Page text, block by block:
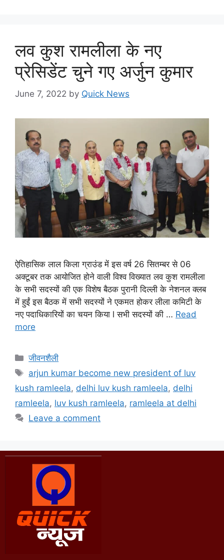
लव कुश रामलीला के नए
प्रेसिडेंट चुने गए अर्जुन कुमार
June 7, 2022 by Quick News
ऐतिहासिक लाल किला ग्राउंड में इस वर्ष 26 सितम्बर से 06
अक्टूबर तक आयोजित होने वाली विश्व विख्यात लव कुश रामलीला
के सभी सदस्यों की एक विशेष बैठक पुरानी दिल्ली के नेशनल क्लब
में हुईं इस बैठक में सभी सदस्यों ने एकमत होकर लीला कमिटी के
नए पदाधिकारियों का चयन किया l सभी सदस्यों की … Read
more
जीवनशैली
arjun kumar become new president of luv
kush ramleela, delhi luv kush ramleela, delhi
ramleela, luv kush ramleela, ramleela at delhi
Leave a comment